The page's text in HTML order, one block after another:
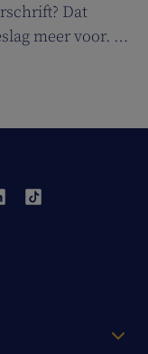
Dat
meer voor. In